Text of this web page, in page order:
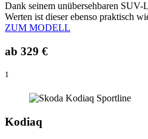
Dank seinem unübersehbaren SUV-
Werten ist dieser ebenso praktisch
ZUM MODELL
ab 329 €
1
Kodiaq